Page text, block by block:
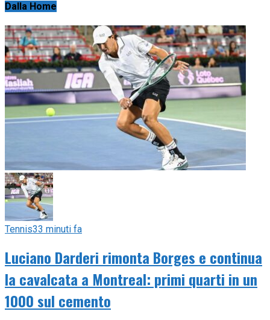
Dalla Home
Tennis33 minuti fa
Luciano Darderi rimonta Borges e continua
la cavalcata a Montreal: primi quarti in un
1000 sul cemento